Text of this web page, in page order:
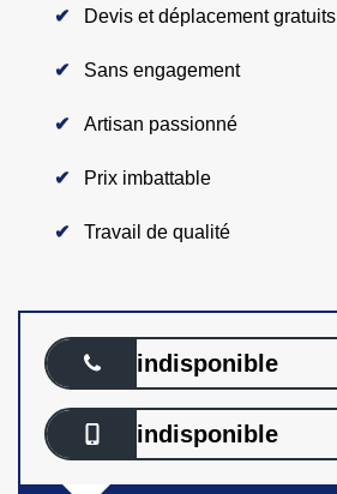
Devis et déplacement gratuits
Sans engagement
Artisan passionné
Prix imbattable
Travail de qualité
indisponible
indisponible